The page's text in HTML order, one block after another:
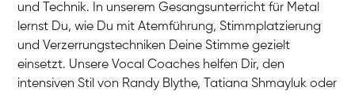
und Technik. In unserem Gesangsunterricht für Metal
lernst Du, wie Du mit Atemführung, Stimmplatzierung
und Verzerrungstechniken Deine Stimme gezielt
einsetzt. Unsere Vocal Coaches helfen Dir, den
intensiven Stil von Randy Blythe, Tatiana Shmayluk oder